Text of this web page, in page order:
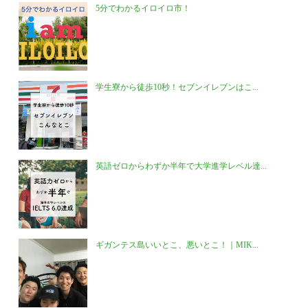
5分でわかるイロイロ市！
学生寮から徒歩10秒！セブンイレブンはこ...
英語ゼロからわずか半年で大学進学レベル達...
ギガンテス島いいとこ、悪いとこ！｜MIK...